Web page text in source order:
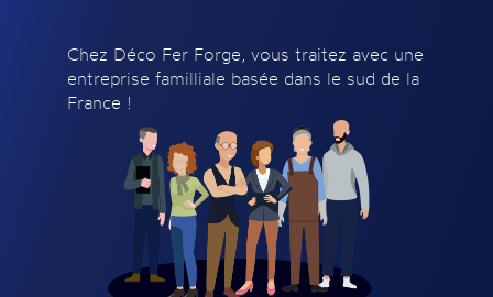
Chez Déco Fer Forge, vous traitez avec une
entreprise familliale basée dans le sud de la
France !